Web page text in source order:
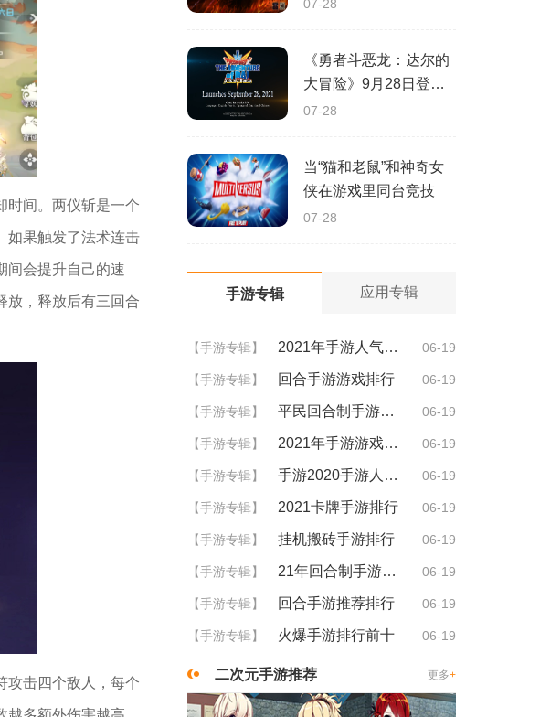
时间。两仪斩是一个
如果触发了法术连击
间会提升自己的速
放，释放后有三回合
攻击四个敌人，每个
07-28
《勇者斗恶龙：达尔的
大冒险》9月28日登陆
苹果谷歌应用商店
07-28
当“猫和老鼠”和神奇女
侠在游戏里同台竞技
07-28
手游专辑 应用专辑
【手游专辑】 2021年手游人气排行 06-19
【手游专辑】 回合手游游戏排行 06-19
【手游专辑】 平民回合制手游排行 06-19
【手游专辑】 2021年手游游戏排行 06-19
【手游专辑】 手游2020手游人气排行 06-19
【手游专辑】 2021卡牌手游排行 06-19
【手游专辑】 挂机搬砖手游排行 06-19
【手游专辑】 21年回合制手游排行 06-19
【手游专辑】 回合手游推荐排行 06-19
【手游专辑】 火爆手游排行前十 06-19
二次元手游推荐 更多+